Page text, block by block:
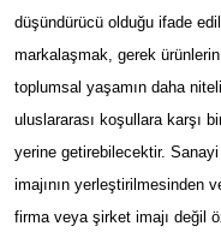
düşündürücü olduğu ifade
markalaşmak, gerek
toplumsal yaşamın daha
uluslararası koşullara karşı
yerine getirebilecektir.
imajının yerleştirilmesinden
firma veya şirket imajı değil